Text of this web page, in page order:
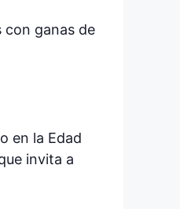
con ganas de
en la Edad
invita a